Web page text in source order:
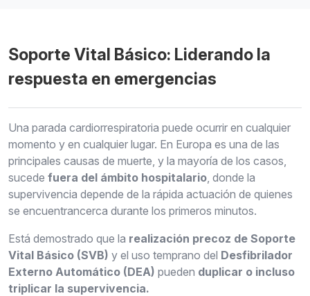
Soporte Vital Básico: Liderando la
respuesta en emergencias
Una parada cardiorrespiratoria puede ocurrir en cualquier
momento y en cualquier lugar. En Europa es una de las
principales causas de muerte, y la mayoría de los casos,
sucede fuera del ámbito hospitalario, donde la
supervivencia depende de la rápida actuación de quienes
se encuentrancerca durante los primeros minutos.
Está demostrado que la realización precoz de Soporte
Vital Básico (SVB) y el uso temprano del Desfibrilador
Externo Automático (DEA) pueden duplicar o incluso
triplicar la supervivencia.